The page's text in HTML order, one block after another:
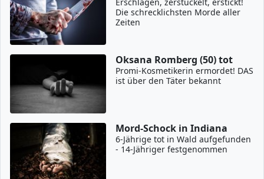
Die schrecklichsten Morde aller
Zeiten
Oksana Romberg (50) tot
Promi-Kosmetikerin ermordet! DAS
ist über den Täter bekannt
Mord-Schock in Indiana
6-Jährige tot in Wald aufgefunden
- 14-Jähriger festgenommen